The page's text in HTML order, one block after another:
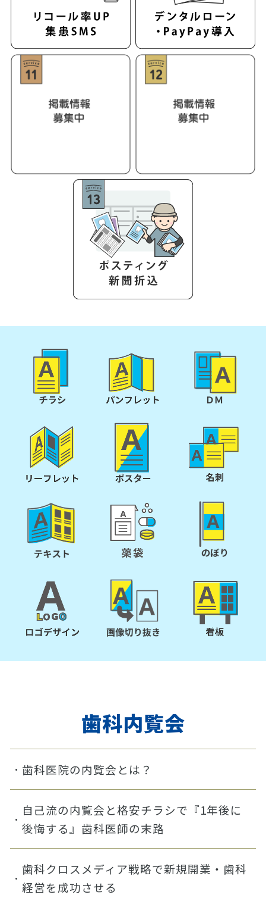
歯科内覧会
歯科医院の内覧会とは？
自己流の内覧会と格安チラシで『1年後に
後悔する』歯科医師の末路
歯科クロスメディア戦略で新規開業・歯科
経営を成功させる